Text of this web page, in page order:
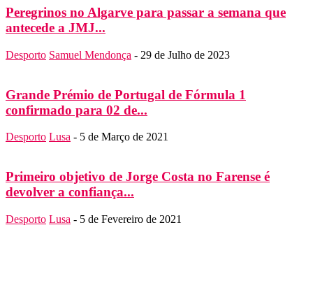
Peregrinos no Algarve para passar a semana que
antecede a JMJ...
Desporto Samuel Mendonça - 29 de Julho de 2023
Grande Prémio de Portugal de Fórmula 1
confirmado para 02 de...
Desporto Lusa - 5 de Março de 2021
Primeiro objetivo de Jorge Costa no Farense é
devolver a confiança...
Desporto Lusa - 5 de Fevereiro de 2021